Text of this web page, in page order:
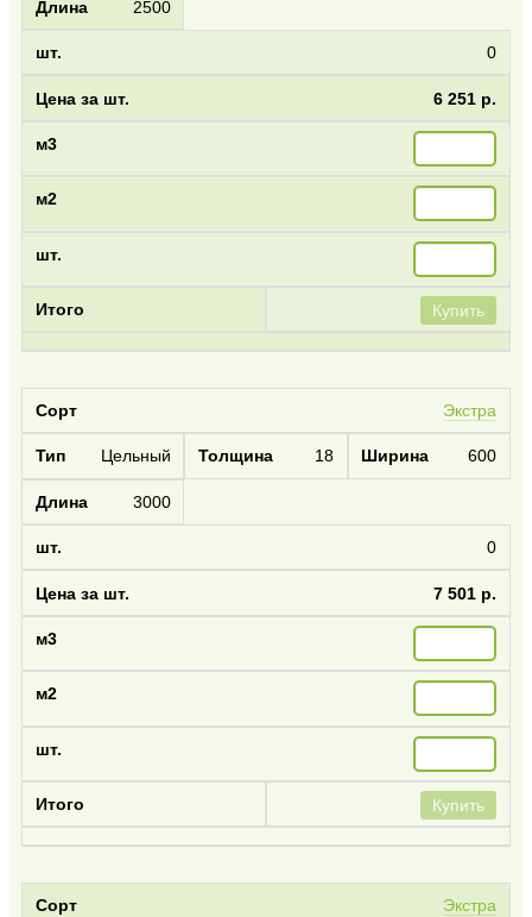
2500
0
6 251 р.
Купить
Экстра
Цельный 18 600
3000
0
7 501 р.
Купить
Экстра